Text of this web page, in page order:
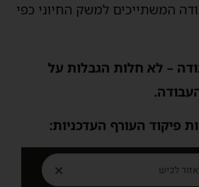
המשתייכים למשק החיוני כפי
– לא חלות הגבלות על
פיקוד העורף העדכניות: